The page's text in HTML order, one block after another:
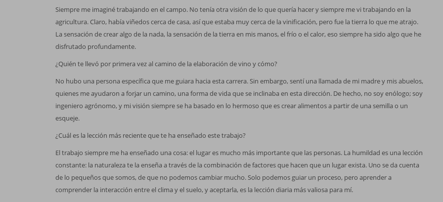
Siempre me imaginé trabajando en el campo. No tenía otra visión de lo que quería hacer y siempre me vi trabajando en la
agricultura. Claro, había viñedos cerca de casa, así que estaba muy cerca de la vinificación, pero fue la tierra lo que me atrajo.
La sensación de crear algo de la nada, la sensación de la tierra en mis manos, el frío o el calor, eso siempre ha sido algo que he
disfrutado profundamente.
¿Quién te llevó por primera vez al camino de la elaboración de vino y cómo?
No hubo una persona específica que me guiara hacia esta carrera. Sin embargo, sentí una llamada de mi madre y mis abuelos,
quienes me ayudaron a forjar un camino, una forma de vida que se inclinaba en esta dirección. De hecho, no soy enólogo; soy
ingeniero agrónomo, y mi visión siempre se ha basado en lo hermoso que es crear alimentos a partir de una semilla o un
esqueje.
¿Cuál es la lección más reciente que te ha enseñado este trabajo?
El trabajo siempre me ha enseñado una cosa: el lugar es mucho más importante que las personas. La humildad es una lección
constante: la naturaleza te la enseña a través de la combinación de factores que hacen que un lugar exista. Uno se da cuenta
de lo pequeños que somos, de que no podemos cambiar mucho. Solo podemos guiar un proceso, pero aprender a
comprender la interacción entre el clima y el suelo, y aceptarla, es la lección diaria más valiosa para mí.